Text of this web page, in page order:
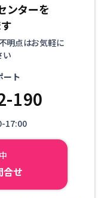
ンターを
明点はお気軽に
い
ート
190
17:00
合せ